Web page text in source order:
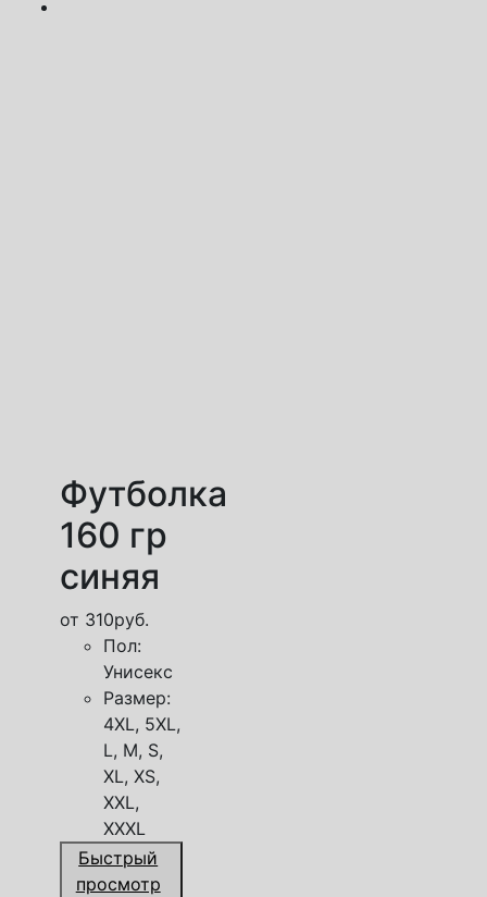
Футболка
160 гр
синяя
от 310руб.
Пол:
Унисекс
Размер:
4XL, 5XL,
L, M, S,
XL, XS,
XXL,
XXXL
Быстрый
просмотр